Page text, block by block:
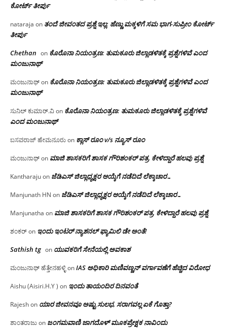
ಕೋರ್ಟ್ ತೀರ್ಪು
nataraja on ತಂದೆ ಜೀವಂತದ ಪ್ರಶ್ನೆ ಇಲ್ಲ: ಹೆಣ್ಣು ಮಕ್ಕಳಿಗೆ ಸಮ ಭಾಗ-ಸುಪ್ರೀಂ ಕೋರ್ಟ್
ತೀರ್ಪು
Chethan on ಕೊರೊನಾ ನಿಯಂತ್ರಣ: ತುಮಕೂರು ಜಿಲ್ಲಾಡಳಿತಕ್ಕೆ ಪ್ರಶ್ನೆಗಳಿವೆ ಎಂದ
ಮಂಜು‌ನಾಥ್
ಮಂಜುನಾಥ್on ಕೊರೊನಾ ನಿಯಂತ್ರಣ: ತುಮಕೂರು ಜಿಲ್ಲಾಡಳಿತಕ್ಕೆ ಪ್ರಶ್ನೆಗಳಿವೆ ಎಂದ
ಮಂಜು‌ನಾಥ್
ಸುನಿಲ್ ಕುಮಾರ್.ವಿon ಕೊರೊನಾ ನಿಯಂತ್ರಣ: ತುಮಕೂರು ಜಿಲ್ಲಾಡಳಿತಕ್ಕೆ ಪ್ರಶ್ನೆಗಳಿವೆ
ಎಂದ ಮಂಜು‌ನಾಥ್
ಬಸವರಾಜ್ ಹೇಮನೂರುon ಕ್ಲಾಸ್ ರೂಂ v/s ನ್ಯೂಸ್ ರೂಂ
ಮಂಜುನಾಥ್on ಮಾಜಿ ಶಾಸಕರಿಗೆ ಶಾಸಕ ಗೌರಿಶಂಕರ್ ಪತ್ರ, ಕೇಳಿದ್ದಾರೆ ಹಲವು ಪ್ರಶ್ನೆ
Kantharajuon ಜೆಡಿಎಸ್ ಜಿಲ್ಲಾಧ್ಯಕ್ಷರ ಆಯ್ಕೆಗೆ ನಡೆದಿದೆ ಲೆಕ್ಕಾಚಾರ…
Manjunath HN on ಜೆಡಿಎಸ್ ಜಿಲ್ಲಾಧ್ಯಕ್ಷರ ಆಯ್ಕೆಗೆ ನಡೆದಿದೆ ಲೆಕ್ಕಾಚಾರ…
Manjunatha on ಮಾಜಿ ಶಾಸಕರಿಗೆ ಶಾಸಕ ಗೌರಿಶಂಕರ್ ಪತ್ರ, ಕೇಳಿದ್ದಾರೆ ಹಲವು ಪ್ರಶ್ನೆ
ಶಂಕರ್on ಇಂದು ಇಂಟರ್ ನ್ಯಾಶನಲ್ ಫ್ಯಾಮಿಲಿ ಡೇ ಅಂತೆ!
Sathish tg on ಯುವಕರಿಗೆ ಸೇನೆಯಲ್ಲಿ ಅವಕಾಶ
ಮಂಜುನಾಥ್ ಹೆತ್ತೇನಹಳ್ಳಿonIAS ಅಧಿಕಾರಿ ಮಣಿವಣ್ಣನ್ ವರ್ಗಾವಣೆಗೆ ಹೆಚ್ಚಿದ‌ ವಿರೋಧ
Aishu (Aisiri.H.Y ) on ಇಂದು ತಾಯಂದಿರ ದಿನವಂತೆ
Rajeshon ಯಾರ ಜೀವನವೂ ಅಷ್ಟು ಸುಲಭ, ಸರಾಗವಲ್ಲ ಏಕೆ ಗೊತ್ತಾ?
ಶಾಂತರಾಜುon ಜಂಗಮವಾಣಿ ಜಾಗದೊಳ್ ಮೂಕಪ್ರೇಕ್ಷಕ ನಾವಿಂದು